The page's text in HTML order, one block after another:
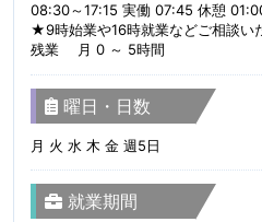
08:30～17:15 実働 07:45 休憩
★9時始業や16時就業などご相談い
残業 月 0 ～ 5時間
曜日・日数
月 火 水 木 金 週5日
就業期間